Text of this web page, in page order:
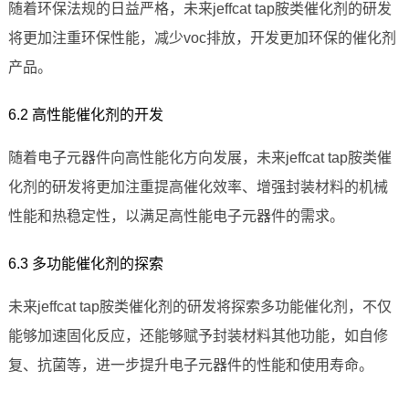
随着环保法规的日益严格，未来jeffcat tap胺类催化剂的研发
将更加注重环保性能，减少voc排放，开发更加环保的催化剂
产品。
6.2 高性能催化剂的开发
随着电子元器件向高性能化方向发展，未来jeffcat tap胺类催
化剂的研发将更加注重提高催化效率、增强封装材料的机械
性能和热稳定性，以满足高性能电子元器件的需求。
6.3 多功能催化剂的探索
未来jeffcat tap胺类催化剂的研发将探索多功能催化剂，不仅
能够加速固化反应，还能够赋予封装材料其他功能，如自修
复、抗菌等，进一步提升电子元器件的性能和使用寿命。